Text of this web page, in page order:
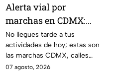
Alerta vial por
marchas en CDMX:
Manifestantes retiran
bloqueo en Canela y Eje
3 Sur, colonia Granjas
México
No llegues tarde a tus
actividades de hoy; estas son
las marchas CDMX, calles
cerradas y bloqueos que
07 agosto, 2026